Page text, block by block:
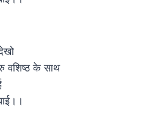
वशिष्ठ के साथ